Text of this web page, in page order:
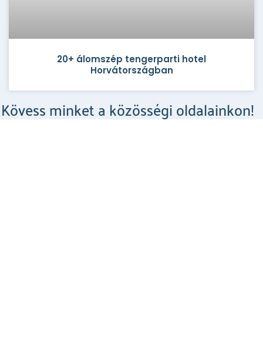
20+ álomszép tengerparti hotel
Horvátországban
Kövess minket a közösségi oldalainkon!